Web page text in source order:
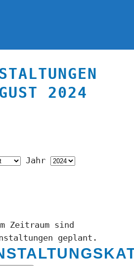
2024
Jahr
Zeitraum sind
geplant.